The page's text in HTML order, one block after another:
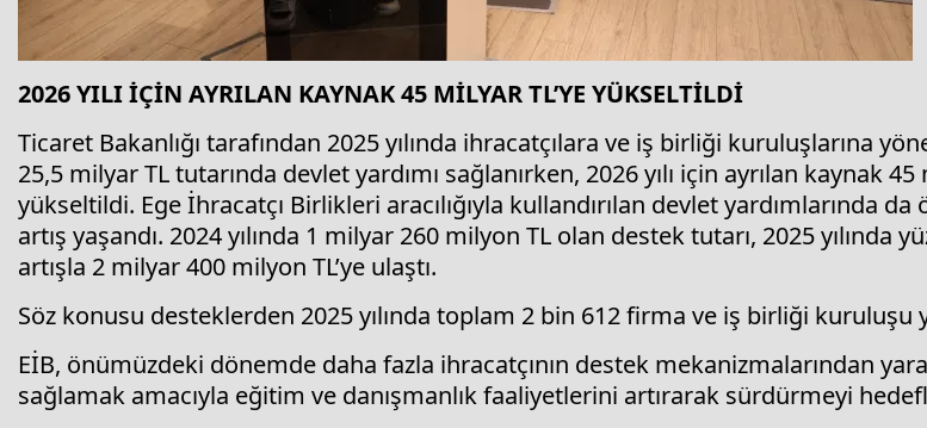
2026 YILI İÇİN AYRILAN KAYNAK 45 MİLYAR TL’YE YÜKSELTİLDİ
Ticaret Bakanlığı tarafından 2025 yılında ihracatçılara ve iş birliği kuruluşlarına
25,5 milyar TL tutarında devlet yardımı sağlanırken, 2026 yılı için ayrılan kaynak 45
yükseltildi. Ege İhracatçı Birlikleri aracılığıyla kullandırılan devlet yardımlarında
artış yaşandı. 2024 yılında 1 milyar 260 milyon TL olan destek tutarı, 2025 yılında
artışla 2 milyar 400 milyon TL’ye ulaştı.
Söz konusu desteklerden 2025 yılında toplam 2 bin 612 firma ve iş birliği kuruluşu
EİB, önümüzdeki dönemde daha fazla ihracatçının destek mekanizmalarından
sağlamak amacıyla eğitim ve danışmanlık faaliyetlerini artırarak sürdürmeyi